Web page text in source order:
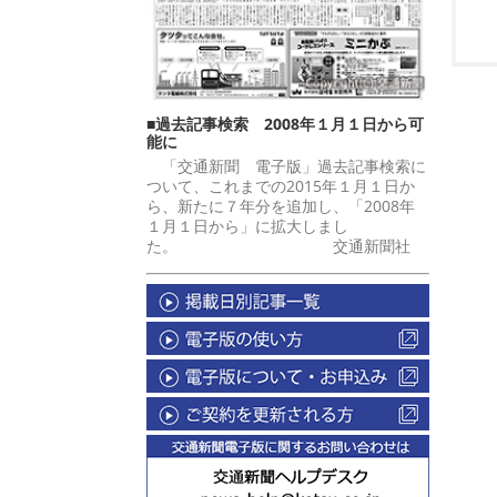
■過去記事検索 2008年１月１日から可
能に
「交通新聞 電子版」過去記事検索に
ついて、これまでの2015年１月１日か
ら、新たに７年分を追加し、「2008年
１月１日から」に拡大しまし
た。 交通新聞社